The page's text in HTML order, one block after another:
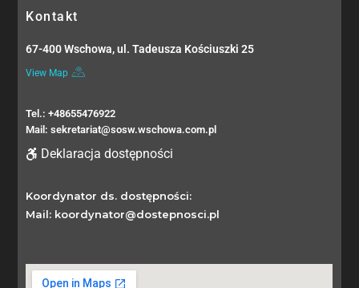
Kontakt
67-400 Wschowa, ul. Tadeusza Kościuszki 25
View Map
Tel.: +48655476922
Mail: sekretariat@sosw.wschowa.com.pl
Deklaracja dostępności
Koordynator ds. dostępności:
Mail: koordynator@dostepnosci.pl